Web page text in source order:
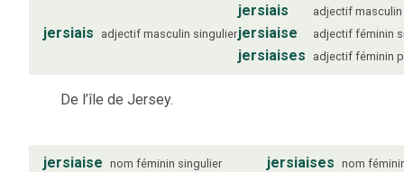
jersiais adjectif masculin singulier
jersiais adjectif masculin
jersiaise adjectif féminin
jersiaises adjectif féminin
De l’île de Jersey.
jersiaise nom féminin singulier jersiaises nom